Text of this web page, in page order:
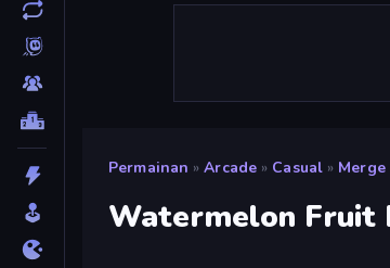
Permainan » Arcade » Casual » Merge
Watermelon Fruit